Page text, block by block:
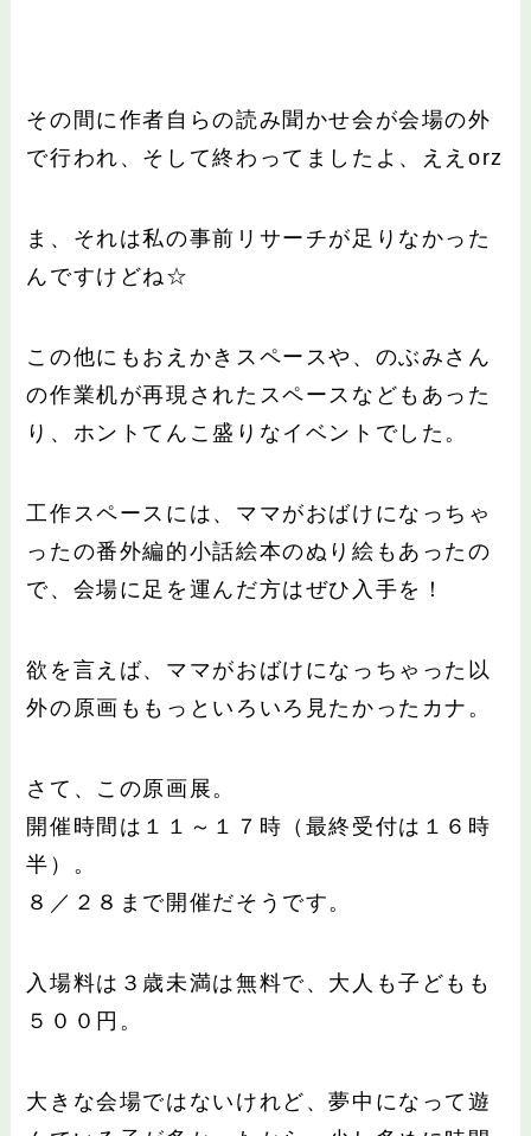
その間に作者自らの読み聞かせ会が会場の外
で行われ、そして終わってましたよ、ええorz
ま、それは私の事前リサーチが足りなかった
んですけどね☆
この他にもおえかきスペースや、のぶみさん
の作業机が再現されたスペースなどもあった
り、ホントてんこ盛りなイベントでした。
工作スペースには、ママがおばけになっちゃ
ったの番外編的小話絵本のぬり絵もあったの
で、会場に足を運んだ方はぜひ入手を！
欲を言えば、ママがおばけになっちゃった以
外の原画ももっといろいろ見たかったカナ。
さて、この原画展。
開催時間は１１～１７時（最終受付は１６時
半）。
８／２８まで開催だそうです。
入場料は３歳未満は無料で、大人も子どもも
５００円。
大きな会場ではないけれど、夢中になって遊